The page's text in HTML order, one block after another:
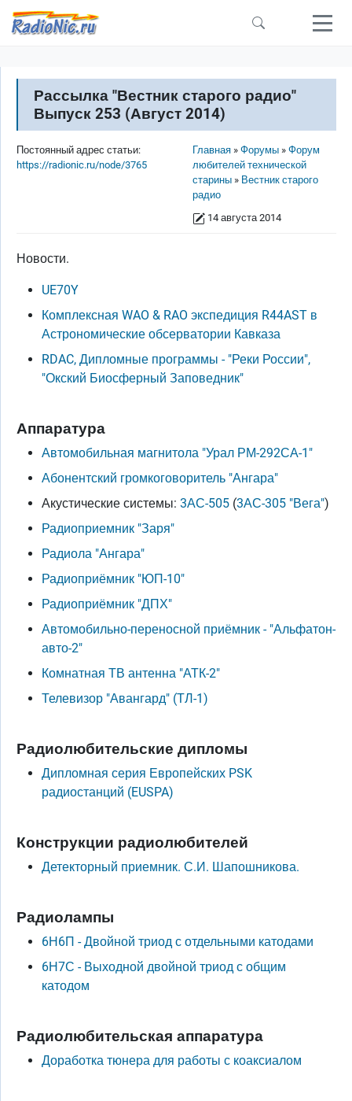
Перейти к основному содержанию
Рассылка "Вестник старого радио"
Выпуск 253 (Август 2014)
Строка навигации
Главная Форумы
Форум
любителей технической
старины
Вестник старого
радио
14 августа 2014
Постоянный адрес статьи:
https://radionic.ru/node/3765
Новости.
UE70Y
Комплексная WAO & RAO экспедиция R44AST в
Астрономические обсерватории Кавказа
RDAC, Дипломные программы - "Реки России",
"Окский Биосферный Заповедник"
Аппаратура
Автомобильная магнитола "Урал РМ-292СА-1"
Абонентский громкоговоритель "Ангара"
Акустические системы: 3АС-505 (3АС-305 "Вега")
Радиоприемник "Заря"
Радиола "Ангара"
Радиоприёмник "ЮП-10"
Радиоприёмник "ДПХ"
Автомобильно-переносной приёмник - "Альфатон-
авто-2"
Комнатная ТВ антенна "АТК-2"
Телевизор "Авангард" (ТЛ-1)
Радиолюбительские дипломы
Дипломная серия Европейских PSK
радиостанций (EUSPA)
Конструкции радиолюбителей
Детекторный приемник. С.И. Шапошникова.
Радиолампы
6Н6П - Двойной триод с отдельными катодами
6Н7С - Выходной двойной триод с общим
катодом
Радиолюбительская аппаратура
Доработка тюнера для работы с коаксиалом